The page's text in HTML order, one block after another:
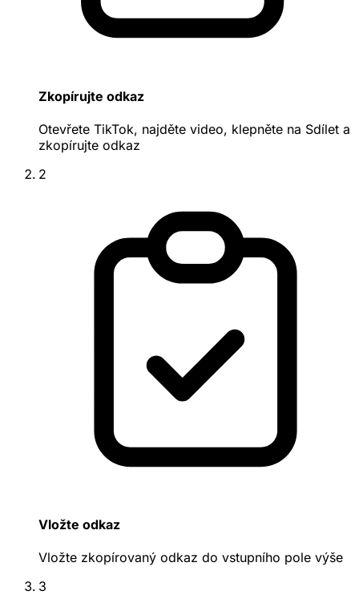
Zkopírujte odkaz
Otevřete TikTok, najděte video, klepněte na Sdílet a
zkopírujte odkaz
2
Vložte odkaz
Vložte zkopírovaný odkaz do vstupního pole výše
3